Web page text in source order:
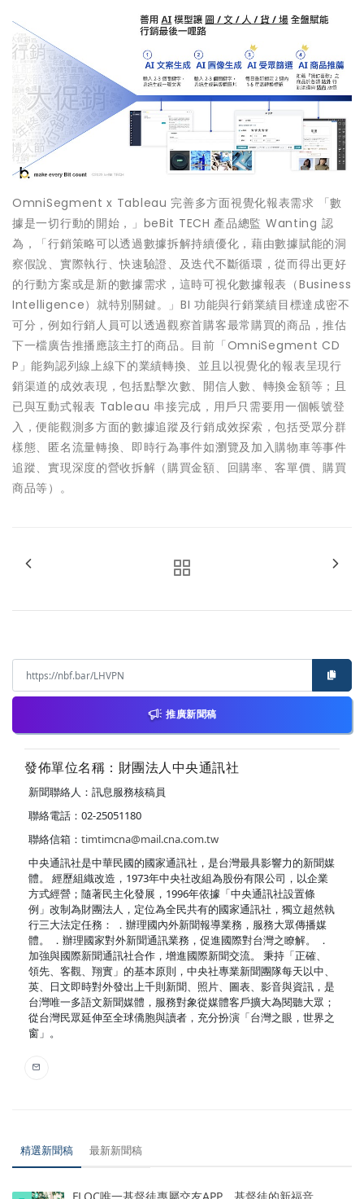
OmniSegment x Tableau 完善多方面視覺化報表需求 「數
據是一切行動的開始，」beBit TECH 產品總監 Wanting 認
為，「行銷策略可以透過數據拆解持續優化，藉由數據賦能的洞
察假說、實際執行、快速驗證、及迭代不斷循環，從而得出更好
的行動方案或是新的數據需求，這時可視化數據報表（Business
Intelligence）就特別關鍵。」BI 功能與行銷業績目標達成密不
可分，例如行銷人員可以透過觀察首購客最常購買的商品，推估
下一檔廣告推播應該主打的商品。目前「OmniSegment CD
P」能夠認列線上線下的業績轉換、並且以視覺化的報表呈現行
銷渠道的成效表現，包括點擊次數、開信人數、轉換金額等；且
已與互動式報表 Tableau 串接完成，用戶只需要用一個帳號登
入，便能觀測多方面的數據追蹤及行銷成效探索，包括受眾分群
樣態、匿名流量轉換、即時行為事件如瀏覽及加入購物車等事件
追蹤、實現深度的營收拆解（購買金額、回購率、客單價、購買
商品等）。
推廣新聞稿
發佈單位名稱：財團法人中央通訊社
新聞聯絡人：訊息服務核稿員
聯絡電話：02-25051180
聯絡信箱： timtimcna@mail.cna.com.tw
中央通訊社是中華民國的國家通訊社，是台灣最具影響力的新聞媒
體。 經歷組織改造，1973年中央社改組為股份有限公司，以企業
方式經營；隨著民主化發展，1996年依據「中央通訊社設置條
例」改制為財團法人，定位為全民共有的國家通訊社，獨立超然執
行三大法定任務： ．辦理國內外新聞報導業務，服務大眾傳播媒
體。 ．辦理國家對外新聞通訊業務，促進國際對台灣之瞭解。 ．
加強與國際新聞通訊社合作，增進國際新聞交流。 秉持「正確、
領先、客觀、翔實」的基本原則，中央社專業新聞團隊每天以中、
英、日文即時對外發出上千則新聞、照片、圖表、影音與資訊，是
台灣唯一多語文新聞媒體，服務對象從媒體客戶擴大為閱聽大眾；
從台灣民眾延伸至全球僑胞與讀者，充分扮演「台灣之眼，世界之
窗」。
精選新聞稿 最新新聞稿